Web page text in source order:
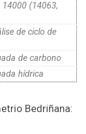
(14063,
de ciclo de
de carbono
hídrica
Bedriñana: